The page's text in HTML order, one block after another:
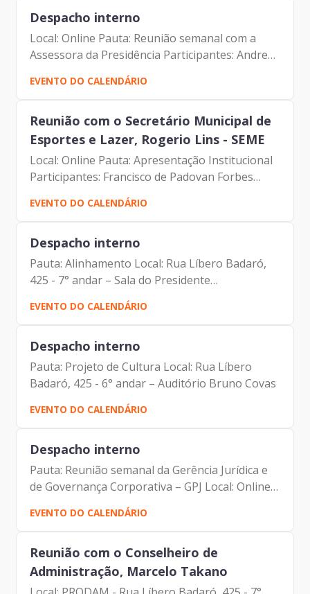
Despacho interno
Local: Online Pauta: Reunião semanal com a
Assessora da Presidência Participantes: Andre
Tomiatto de Oliveira (Assessor da Presidência
da Prodam) Francisco de Padovan Forbes (
Presidente da...
EVENTO DO CALENDÁRIO
Reunião com o Secretário Municipal de
Esportes e Lazer, Rogerio Lins - SEME
Local: Online Pauta: Apresentação Institucional
Participantes: Francisco de Padovan Forbes
(Presidente da Prodam) Rogerio Lins (Secretário
– SEME) André Tomiatto de Oliveira (Assessor
da...
EVENTO DO CALENDÁRIO
Despacho interno
Pauta: Alinhamento Local: Rua Líbero Badaró,
425 - 7° andar – Sala do Presidente
Participantes: Angélica de Souza Lacerda
Ananias – Secretária de Governança da Prodam
Francisco de Padovan Forbes...
EVENTO DO CALENDÁRIO
Despacho interno
Pauta: Projeto de Cultura Local: Rua Líbero
Badaró, 425 - 6° andar – Auditório Bruno Covas
EVENTO DO CALENDÁRIO
Despacho interno
Pauta: Reunião semanal da Gerência Jurídica e
de Governança Corporativa – GPJ Local: Online
Participantes: André Tomiatto de Oliveira –
Assessor da Presidência da Prodam Francisco de
Padovan...
EVENTO DO CALENDÁRIO
Reunião com o Conselheiro de
Administração, Marcelo Takano